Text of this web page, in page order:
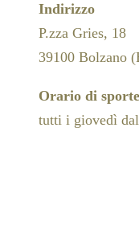
Indirizzo
P.zza Gries, 18
39100 Bolzano
Orario di
tutti i giovedì